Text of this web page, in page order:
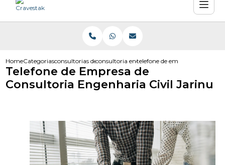
HomeCategoriasconsultorias de engenhariaconsultoria engenharia em campinas
telefone de empresa de
Telefone de Empresa de
Consultoria Engenharia Civil Jarinu